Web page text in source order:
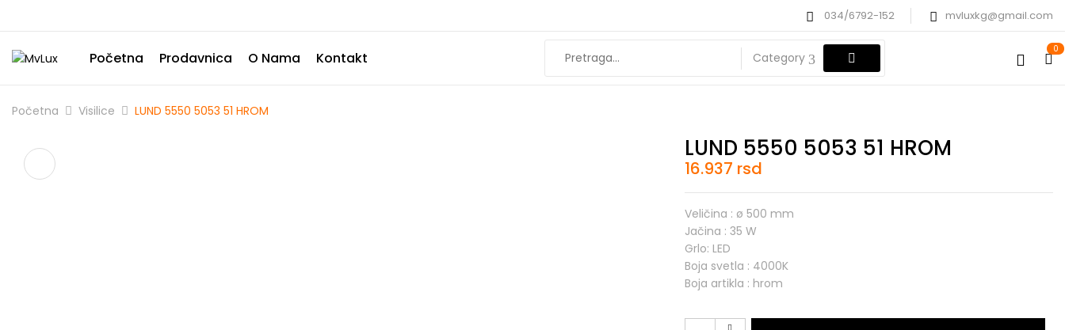
034/6792-152 mvluxkg@gmail.com
Početna Prodavnica O Nama Kontakt Category
0
Početna Visilice LUND 5550 5053 51 HROM
LUND 5550 5053 51 HROM
16.937 rsd
Veličina : ø 500 mm
Jačina : 35 W
Grlo: LED
Boja svetla : 4000K
Boja artikla : hrom